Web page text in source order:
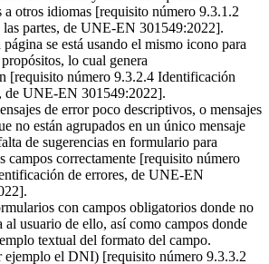
a otros idiomas [requisito número 9.3.1.2
las partes, de UNE-EN 301549:2022].
se está usando el mismo icono para
lo cual genera
[requisito número 9.3.2.4 Identificación
de UNE-EN 301549:2022].
de error poco descriptivos, o mensajes
no están agrupados en un único mensaje
de sugerencias en formulario para
campos correctamente [requisito número
de errores, de UNE-EN
con campos obligatorios donde no
al usuario de ello, así como campos donde
textual del formato del campo.
ejemplo el DNI) [requisito número 9.3.3.2